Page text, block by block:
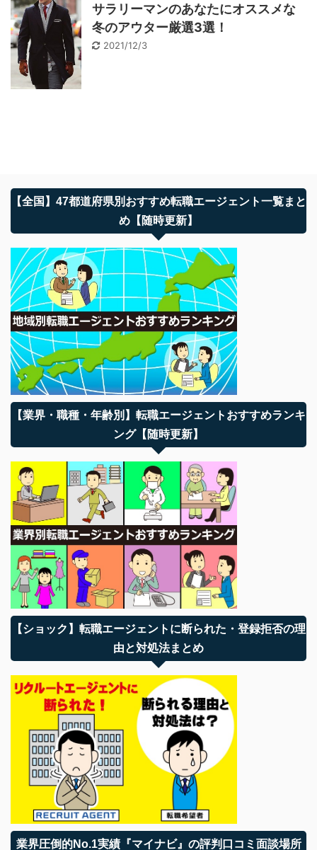
サラリーマンのあなたにオススメな
冬のアウター厳選3選！
2021/12/3
【全国】47都道府県別おすすめ転職エージェント一覧まと
め【随時更新】
【業界・職種・年齢別】転職エージェントおすすめランキ
ング【随時更新】
【ショック】転職エージェントに断られた・登録拒否の理
由と対処法まとめ
業界圧倒的No.1実績『マイナビ』の評判口コミ面談場所